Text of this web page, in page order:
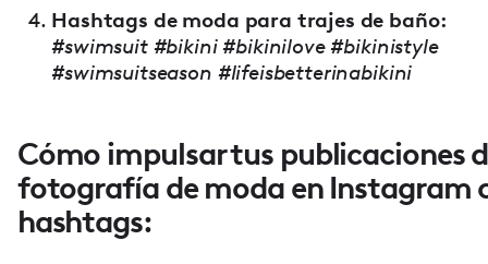
Hashtags de moda para trajes de baño:
#swimsuit #bikini #bikinilove #bikinistyle
#swimsuitseason #lifeisbetterinabikini
Cómo impulsar tus publicaciones
fotografía de moda en Instagram
hashtags: